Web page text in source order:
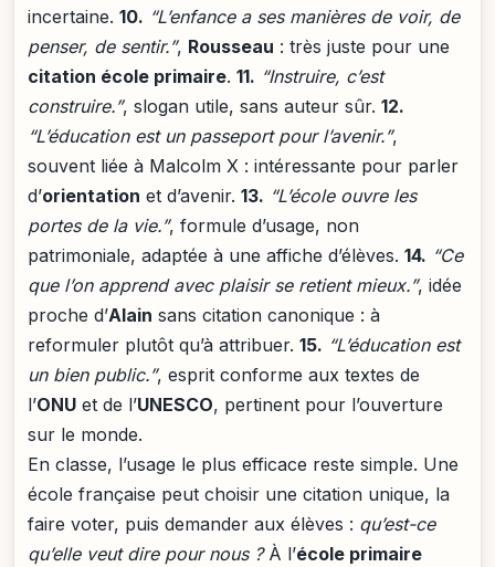
incertaine. 10. “L’enfance a ses manières de voir, de
penser, de sentir.”, Rousseau : très juste pour une
citation école primaire. 11. “Instruire, c’est
construire.”, slogan utile, sans auteur sûr. 12.
“L’éducation est un passeport pour l’avenir.”,
souvent liée à Malcolm X : intéressante pour parler
d’orientation et d’avenir. 13. “L’école ouvre les
portes de la vie.”, formule d’usage, non
patrimoniale, adaptée à une affiche d’élèves. 14. “Ce
que l’on apprend avec plaisir se retient mieux.”, idée
proche d’Alain sans citation canonique : à
reformuler plutôt qu’à attribuer. 15. “L’éducation est
un bien public.”, esprit conforme aux textes de
l’ONU et de l’UNESCO, pertinent pour l’ouverture
sur le monde.
En classe, l’usage le plus efficace reste simple. Une
école française peut choisir une citation unique, la
faire voter, puis demander aux élèves : qu’est-ce
qu’elle veut dire pour nous ?À l’école primaire